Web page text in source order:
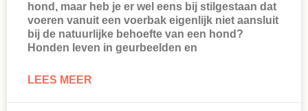
hond, maar heb je er wel eens bij stilgestaan dat
voeren vanuit een voerbak eigenlijk niet aansluit
bij de natuurlijke behoefte van een hond?
Honden leven in geurbeelden en
LEES MEER